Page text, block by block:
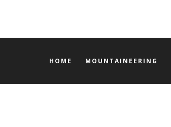
HOME MOUNTAINEERING